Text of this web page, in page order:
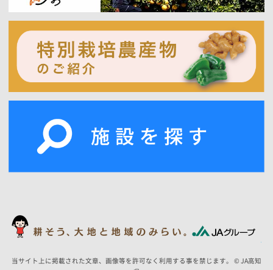
当サイト上に掲載された文章、画像等を許可なく利用する事を禁じます。 © JA高知